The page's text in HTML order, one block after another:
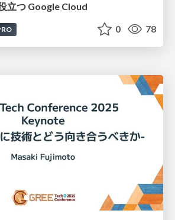
立つ Google Cloud
0 78